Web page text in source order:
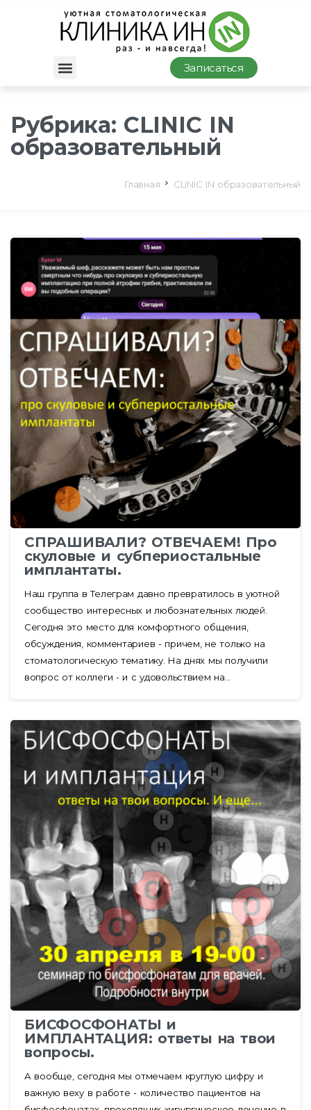
Записаться
Рубрика: CLINIC IN
образовательный
Главная CLINIC IN образовательный
СПРАШИВАЛИ? ОТВЕЧАЕМ! Про
скуловые и субпериостальные
имплантаты.
Наш группа в Телеграм давно превратилось в уютной
сообщество интересных и любознательных людей.
Сегодня это место для комфортного общения,
обсуждения, комментариев - причем, не только на
стоматологическую тематику. На днях мы получили
вопрос от коллеги - и с удовольствием на...
БИСФОСФОНАТЫ и
ИМПЛАНТАЦИЯ: ответы на твои
вопросы.
А вообще, сегодня мы отмечаем круглую цифру и
важную веху в работе - количество пациентов на